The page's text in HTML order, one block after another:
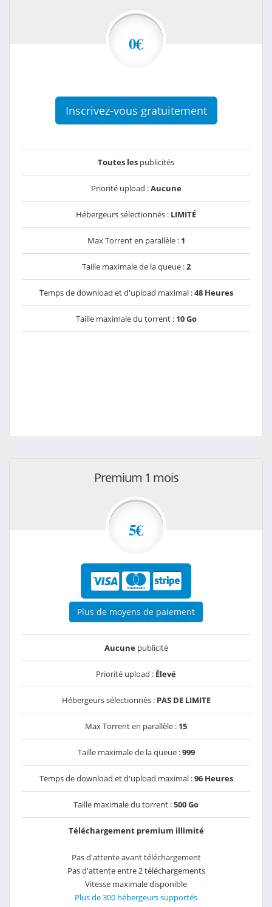
0€
Inscrivez-vous gratuitement
Toutes les publicités
Priorité upload :Aucune
Hébergeurs sélectionnés : LIMITÉ
Max Torrent en parallèle : 1
Taille maximale de la queue :2
Temps de download et d'upload maximal :48 Heures
Taille maximale du torrent : 10 Go
Premium 1 mois
5€
Plus de moyens de paiement
Aucunepublicité
Priorité upload : Élevé
Hébergeurs sélectionnés : PAS DE LIMITE
Max Torrent en parallèle : 15
Taille maximale de la queue :999
Temps de download et d'upload maximal :96 Heures
Taille maximale du torrent :500 Go
Téléchargement premium illimité
Pas d'attente avant téléchargement
Pas d'attente entre 2 téléchargements
Vitesse maximale disponible
Plus de 300 hébergeurs supportés